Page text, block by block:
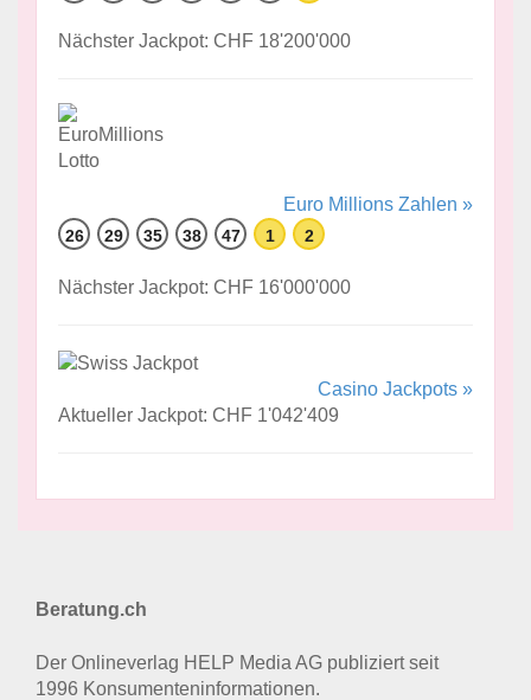
Nächster Jackpot: CHF 18'200'000
Euro Millions Zahlen »
26 29 35 38 47 1 2
Nächster Jackpot: CHF 16'000'000
Casino Jackpots »
Aktueller Jackpot: CHF 1'042'409
Beratung.ch
Der Onlineverlag HELP Media AG publiziert seit
1996 Konsumenten­informationen.